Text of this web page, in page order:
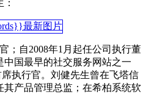
；自2008年1月起任公司执行董
国最早的社交服务网站之一
执行官。刘健先生曾在飞塔信
产品管理总监；在希柏系统软